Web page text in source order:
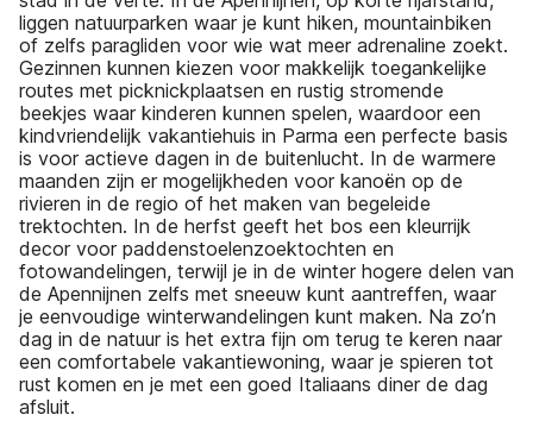
liggen natuurparken waar je kunt hiken, mountainbiken
of zelfs paragliden voor wie wat meer adrenaline zoekt.
Gezinnen kunnen kiezen voor makkelijk toegankelijke
routes met picknickplaatsen en rustig stromende
beekjes waar kinderen kunnen spelen, waardoor een
kindvriendelijk vakantiehuis in Parma een perfecte basis
is voor actieve dagen in de buitenlucht. In de warmere
maanden zijn er mogelijkheden voor kanoën op de
rivieren in de regio of het maken van begeleide
trektochten. In de herfst geeft het bos een kleurrijk
decor voor paddenstoelenzoektochten en
fotowandelingen, terwijl je in de winter hogere delen van
de Apennijnen zelfs met sneeuw kunt aantreffen, waar
je eenvoudige winterwandelingen kunt maken. Na zo’n
dag in de natuur is het extra fijn om terug te keren naar
een comfortabele vakantiewoning, waar je spieren tot
rust komen en je met een goed Italiaans diner de dag
afsluit.